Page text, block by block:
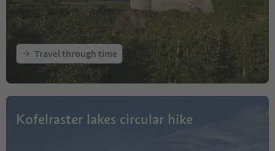
Travel through time
Kofelraster lakes circular hike